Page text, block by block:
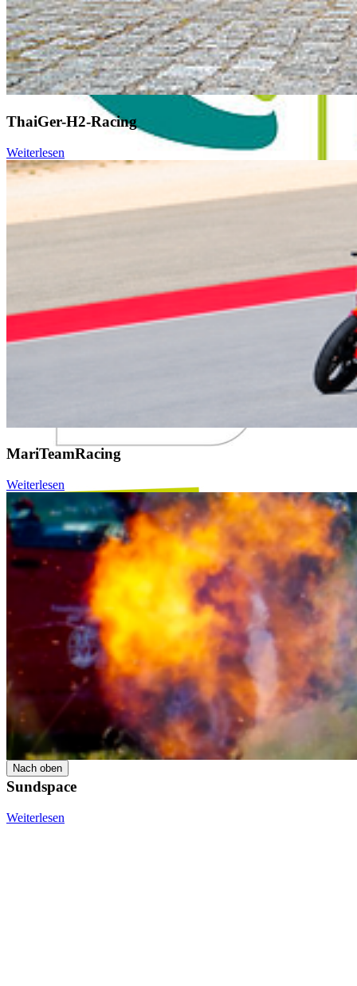
ThaiGer-H2-Racing
Weiterlesen
MariTeamRacing
Weiterlesen
Sundspace
Weiterlesen
Folge uns auf
© 2026 Hochschule Stralsund
Datenschutz
Impressum
Barrierefreiheit
Nach oben